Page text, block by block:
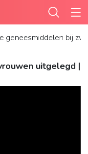
geneesmiddelen bij
uitgelegd |